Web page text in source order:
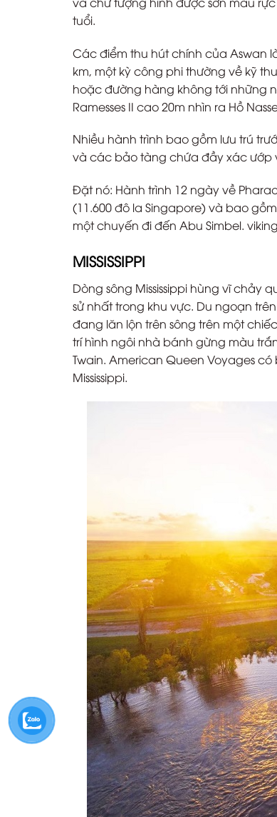
tuổi.
Các điểm thu hút chính của Aswan
km, một kỳ công phi thường về kỹ
hoặc đường hàng không tới những
Ramesses II cao 20m nhìn ra Hồ
Nhiều hành trình bao gồm lưu trú
và các bảo tàng chứa đầy xác ướp
Đặt nó: Hành trình 12 ngày về
(11.600 đô la Singapore) và bao
một chuyến đi đến Abu Simbel.
MISSISSIPPI
Dòng sông Mississippi hùng vĩ chảy
sử nhất trong khu vực. Du ngoạn
đang lăn lộn trên sông trên một
trí hình ngôi nhà bánh gừng màu
Twain. American Queen Voyages
Mississippi.